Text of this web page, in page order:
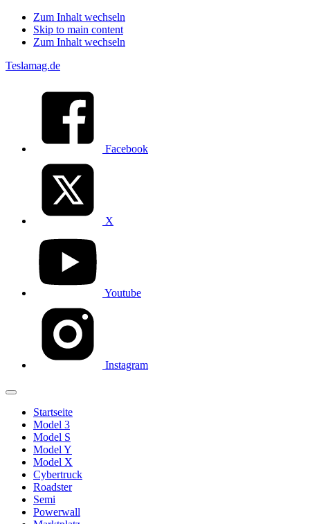
Zum Inhalt wechseln
Skip to main content
Zum Inhalt wechseln
Teslamag.de
Facebook
X
Youtube
Instagram
Startseite
Model 3
Model S
Model Y
Model X
Cybertruck
Roadster
Semi
Powerwall